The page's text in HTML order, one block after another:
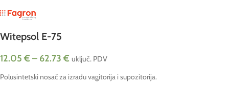
Witepsol E-75
12.05 € – 62.73 € uključ. PDV
Polusintetski nosač za izradu vagitorija i supozitorija.